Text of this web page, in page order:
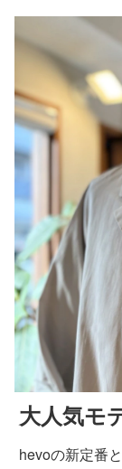
大人気モ
hevoの新定番